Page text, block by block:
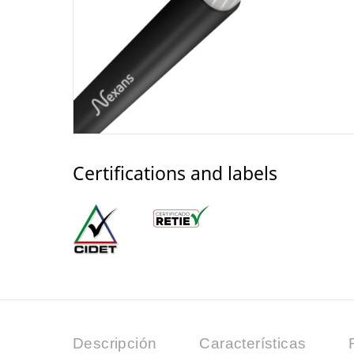
Certifications and labels
Descripción Características